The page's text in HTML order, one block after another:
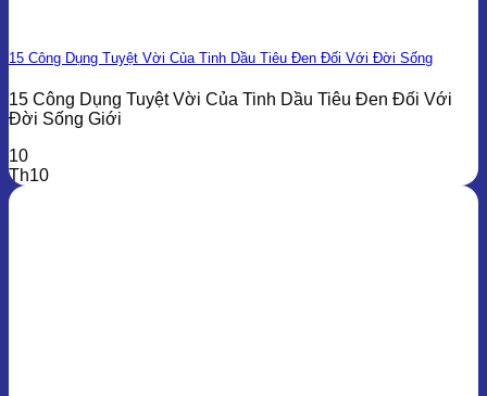
15 Công Dụng Tuyệt Vời Của Tinh Dầu Tiêu Đen Đối Với Đời Sống
15 Công Dụng Tuyệt Vời Của Tinh Dầu Tiêu Đen Đối Với
Đời Sống Giới
10
Th10